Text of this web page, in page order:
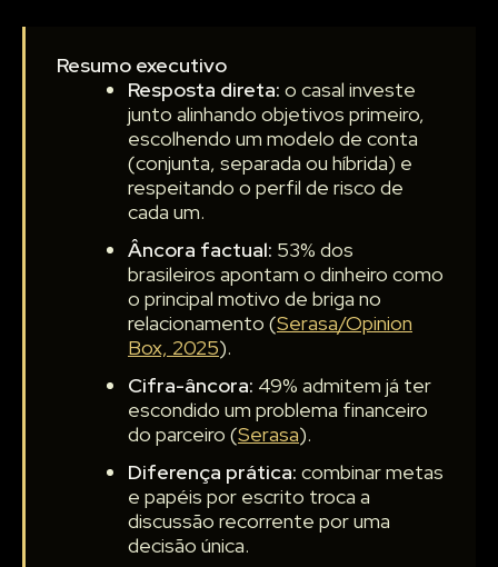
Resumo executivo
Resposta direta: o casal investe
junto alinhando objetivos primeiro,
escolhendo um modelo de conta
(conjunta, separada ou híbrida) e
respeitando o perfil de risco de
cada um.
Âncora factual: 53% dos
brasileiros apontam o dinheiro como
o principal motivo de briga no
relacionamento (Serasa/Opinion
Box, 2025).
Cifra-âncora: 49% admitem já ter
escondido um problema financeiro
do parceiro (Serasa).
Diferença prática: combinar metas
e papéis por escrito troca a
discussão recorrente por uma
decisão única.